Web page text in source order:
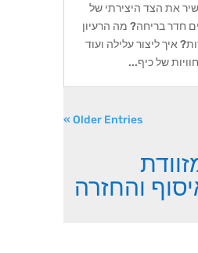
את הצד היצירתי של
חדר בריחה? מה הרעיון
איך ליצור עלילה ועוד
של כיף...
« Older Entries
והחזרה